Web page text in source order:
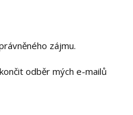
zájmu.
odběr mých e-mailů